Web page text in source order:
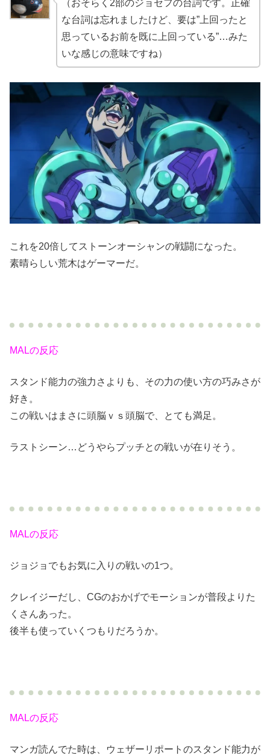
（おそらく2部のジョセフの台詞です。正確
な台詞は忘れましたけど、要は”上回ったと
思っているお前を既に上回っている”…みた
いな感じの意味ですね）
これを20倍してストーンオーシャンの戦闘になった。
素晴らしい荒木はゲーマーだ。
MALの反応
スタンド能力の強力さよりも、その力の使い方の巧みさが
好き。
この戦いはまさに頭脳ｖｓ頭脳で、とても満足。
ラストシーン…どうやらプッチとの戦いが在りそう。
MALの反応
ジョジョでもお気に入りの戦いの1つ。
クレイジーだし、CGのおかげでモーションが普段よりた
くさんあった。
後半も使っていくつもりだろうか。
MALの反応
マンガ読んでた時は、ウェザーリポートのスタンド能力が